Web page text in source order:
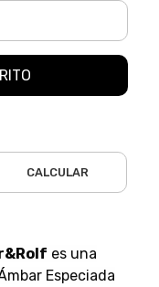
CALCULAR
es una
Especiada